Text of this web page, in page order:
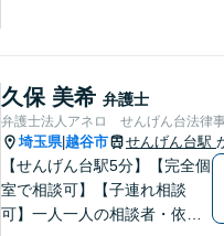
久保 美希 弁護士
弁護士法人アネロ せんげん台法律
埼玉県|越谷市 せんげん台駅
【せんげん台駅5分】【完全個
室で相談可】【子連れ相談
可】一人一人の相談者・依頼